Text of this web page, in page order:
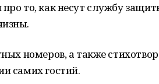
то, как несут службу
номеров, а также
самих гостий.